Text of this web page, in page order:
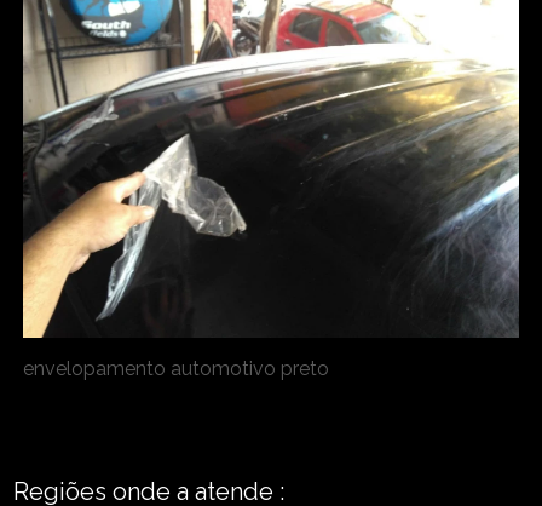
envelopamento automotivo preto
Regiões onde a atende :